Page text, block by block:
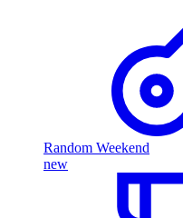
Random Weekend
new